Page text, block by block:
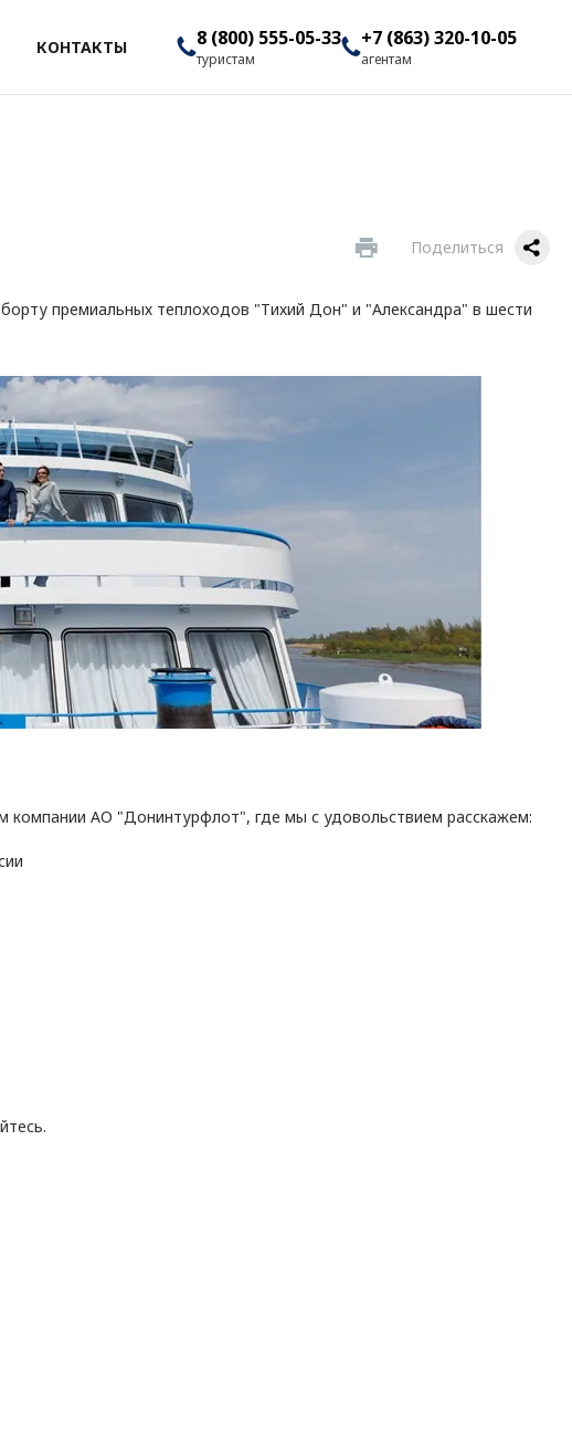
КОНТАКТЫ 8 (800) 555-05-33
туристам
+7 (863) 320-10-05
агентам
Поделиться
премиальных теплоходов "Тихий Дон" и "Александра" в шести
компании АО "Донинтурфлот", где мы с удовольствием расскажем: